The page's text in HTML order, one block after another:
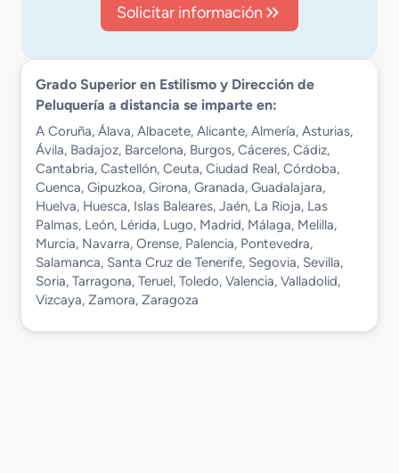
Solicitar información
Grado Superior en Estilismo y Dirección de
Peluquería a distancia se imparte en:
A Coruña, Álava, Albacete, Alicante, Almería, Asturias,
Ávila, Badajoz, Barcelona, Burgos, Cáceres, Cádiz,
Cantabria, Castellón, Ceuta, Ciudad Real, Córdoba,
Cuenca, Gipuzkoa, Girona, Granada, Guadalajara,
Huelva, Huesca, Islas Baleares, Jaén, La Rioja, Las
Palmas, León, Lérida, Lugo, Madrid, Málaga, Melilla,
Murcia, Navarra, Orense, Palencia, Pontevedra,
Salamanca, Santa Cruz de Tenerife, Segovia, Sevilla,
Soria, Tarragona, Teruel, Toledo, Valencia, Valladolid,
Vizcaya, Zamora, Zaragoza